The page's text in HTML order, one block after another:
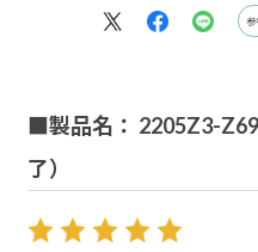
参
■製品名： 2205Z3-
了）